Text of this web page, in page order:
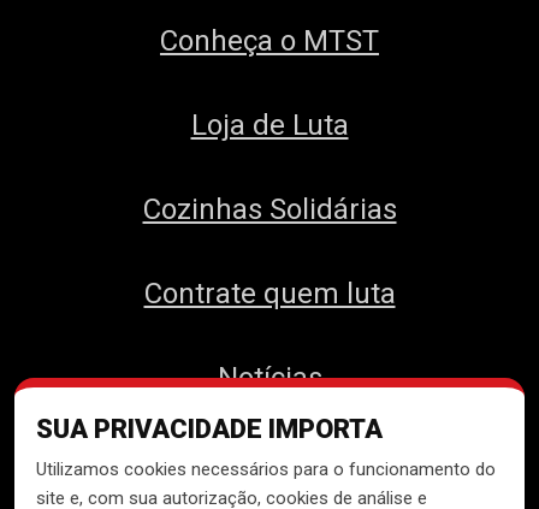
SUA PRIVACIDADE IMPORTA
Utilizamos cookies necessários para o funcionamento do
site e, com sua autorização, cookies de análise e
Conheça o MTST
Loja de Luta
Cozinhas Solidárias
Contrate quem luta
Notícias
Contato